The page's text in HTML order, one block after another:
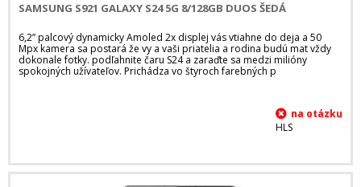
SAMSUNG S921 GALAXY S24 5G 8/128GB DUOS ŠEDÁ
6,2” palcový dynamicky Amoled 2x displej vás vtiahne do deja a 50
Mpx kamera sa postará že vy a vaši priatelia a rodina budú mat vždy
dokonale fotky. podľahnite čaru S24 a zaraďte sa medzi milióny
spokojných užívateľov. Prichádza vo štyroch farebných p
HLS